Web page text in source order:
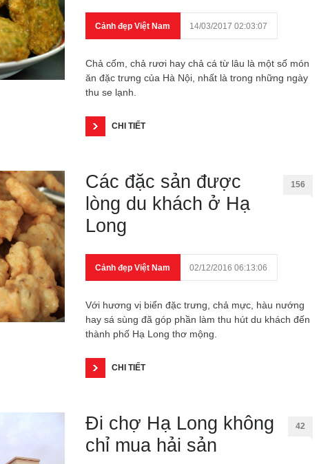
Cảnh đẹp Việt Nam 14/03/2017 02:03:07
Chả cốm, chả rươi hay chả cá từ lâu là một số món
ăn đặc trưng của Hà Nội, nhất là trong những ngày
thu se lạnh.
CHI TIẾT
Các đặc sản được
lòng du khách ở Hạ
Long
156
Cảnh đẹp Việt Nam 02/12/2016 06:13:06
Với hương vị biển đặc trưng, chả mực, hàu nướng
hay sá sùng đã góp phần làm thu hút du khách đến
thành phố Hạ Long thơ mộng.
CHI TIẾT
Đi chợ Hạ Long không
chỉ mua hải sản
42